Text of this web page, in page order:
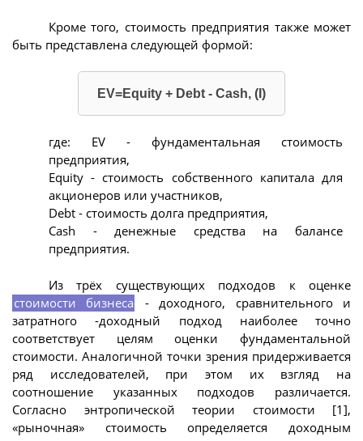
Кроме того, стоимость предприятия также может
быть представлена следующей формой:
EV=Equity + Debt - Cash, (I)
где: EV - фундаментальная стоимость
предприятия,
Equity - стоимость собственного капитала для
акционеров или участников,
Debt - стоимость долга предприятия,
Cash - денежные средства на балансе
предприятия.
Из трёх существующих подходов к оценке
стоимости бизнеса
- доходного, сравнительного и
затратного -доходный подход наиболее точно
соответствует целям оценки фундаментальной
стоимости. Аналогичной точки зрения придерживается
ряд исследователей, при этом их взгляд на
соотношение указанных подходов различается.
Согласно энтропической теории стоимости [1],
«рыночная» стоимость определяется доходным